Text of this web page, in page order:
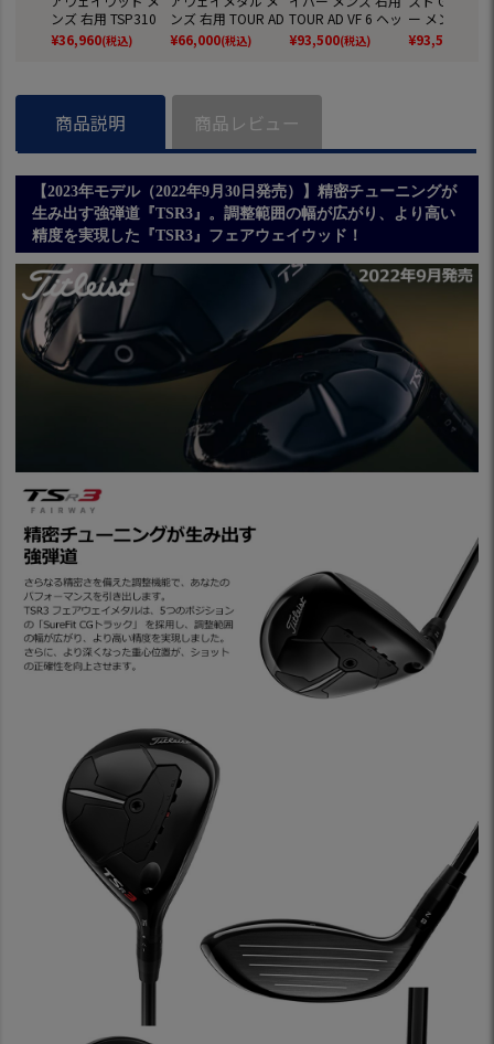
ンズ 右用 TSP310
オリジナルカーボ
ンシャフト ヘッド
カー保証】
¥36,960(税込)
ンズ 右用 TOUR AD
VF 6 ヘッドカバー
付属 2024年モデル
¥66,000(税込)
TOUR AD VF 6 ヘッ
ドカバー付属 2024
年モデル 日本正規
¥93,500(税込)
ー メンズ 右
R AD DI 6 ヘ
バー付属
¥93,500
商品説明 商品レビュー
【2023年モデル（2022年9月30日発売）】精密チューニングが
生み出す強弾道『TSR3』。調整範囲の幅が広がり、より高い
精度を実現した『TSR3』フェアウェイウッド！